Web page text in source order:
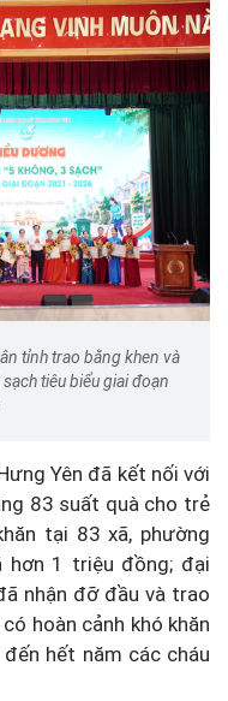
tỉnh trao bằng khen và
tiêu biểu giai đoạn
Yên đã kết nối với
83 suất quà cho trẻ
tại 83 xã, phường
1 triệu đồng; đại
nhận đỡ đầu và trao
hoàn cảnh khó khăn
hết năm các cháu